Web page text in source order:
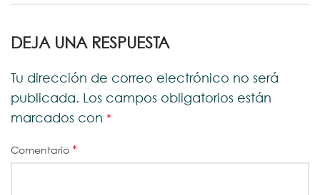
DEJA UNA RESPUESTA
Tu dirección de correo electrónico no será
publicada. Los campos obligatorios están
marcados con *
Comentario *